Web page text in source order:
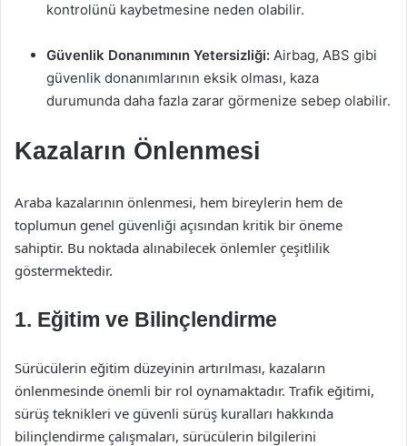
kontrolünü kaybetmesine neden olabilir.
Güvenlik Donanımının Yetersizliği: Airbag, ABS gibi
güvenlik donanımlarının eksik olması, kaza
durumunda daha fazla zarar görmenize sebep olabilir.
Kazaların Önlenmesi
Araba kazalarının önlenmesi, hem bireylerin hem de
toplumun genel güvenliği açısından kritik bir öneme
sahiptir. Bu noktada alınabilecek önlemler çeşitlilik
göstermektedir.
1. Eğitim ve Bilinçlendirme
Sürücülerin eğitim düzeyinin artırılması, kazaların
önlenmesinde önemli bir rol oynamaktadır. Trafik eğitimi,
sürüş teknikleri ve güvenli sürüş kuralları hakkında
bilinçlendirme çalışmaları, sürücülerin bilgilerini